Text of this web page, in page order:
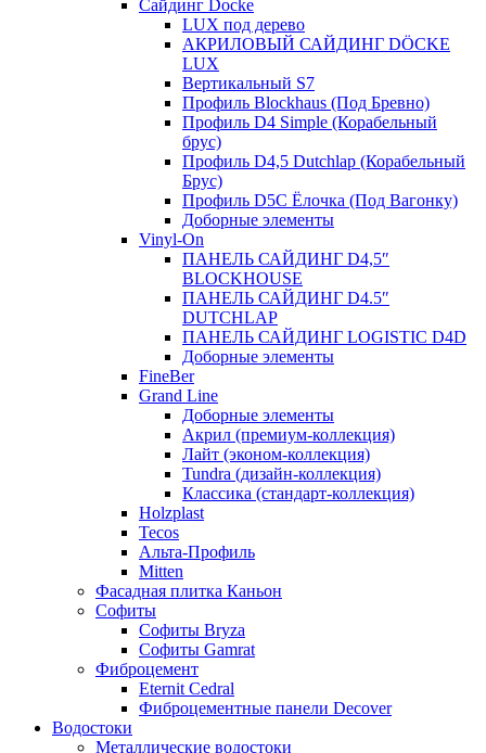
Сайдинг Docke
LUX под дерево
АКРИЛОВЫЙ САЙДИНГ DÖCKE
LUX
Вертикальный S7
Профиль Blockhaus (Под Бревно)
Профиль D4 Simple (Корабельный
брус)
Профиль D4,5 Dutchlap (Корабельный
Брус)
Профиль D5C Ёлочка (Под Вагонку)
Доборные элементы
Vinyl-On
ПАНЕЛЬ САЙДИНГ D4,5″
BLOCKHOUSE
ПАНЕЛЬ САЙДИНГ D4.5″
DUTCHLAP
ПАНЕЛЬ САЙДИНГ LOGISTIC D4D
Доборные элементы
FineBer
Grand Line
Доборные элементы
Акрил (премиум-коллекция)
Лайт (эконом-коллекция)
Tundra (дизайн-коллекция)
Классика (стандарт-коллекция)
Holzplast
Tecos
Альта-Профиль
Mitten
Фасадная плитка Каньон
Софиты
Софиты Bryza
Софиты Gamrat
Фиброцемент
Eternit Cedral
Фиброцементные панели Decover
Водостоки
Металлические водостоки